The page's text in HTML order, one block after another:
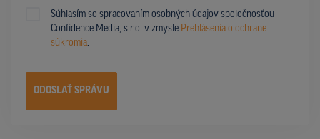
Súhlasím so spracovaním osobných údajov spoločnosťou
Confidence Media, s.r.o. v zmysle Prehlásenia o ochrane
súkromia.
ODOSLAŤ SPRÁVU